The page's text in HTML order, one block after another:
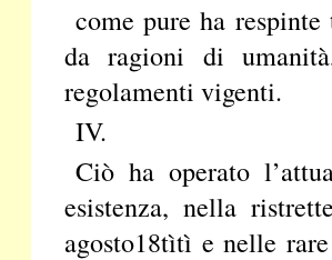
come pure ha
da ragioni di
regolamenti vigenti.
IV.
Ciò ha operato
esistenza, nella
agosto18tìtì e nelle